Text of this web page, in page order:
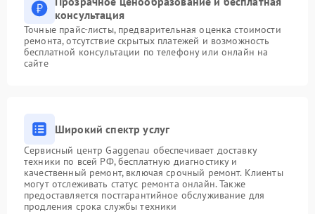
консультация
Точные прайс-листы, предварительная оценка стоимости
ремонта, отсутствие скрытых платежей и возможность
бесплатной консультации по телефону или онлайн на
сайте
Широкий спектр услуг
Сервисный центр Gaggenau обеспечивает доставку
техники по всей РФ, бесплатную диагностику и
качественный ремонт, включая срочный ремонт. Клиенты
могут отслеживать статус ремонта онлайн. Также
предоставляется постгарантийное обслуживание для
продления срока службы техники